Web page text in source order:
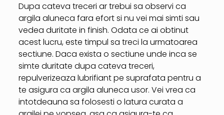
Dupa cateva treceri ar trebui sa observi ca
argila aluneca fara efort si nu vei mai simti sau
vedea duritate in finish. Odata ce ai obtinut
acest lucru, este timpul sa treci la urmatoarea
sectiune. Daca exista o sectiune unde inca se
simte duritate dupa cateva treceri,
repulverizeaza lubrifiant pe suprafata pentru a
te asigura ca argila aluneca usor. Vei vrea ca
intotdeauna sa folosesti o latura curata a